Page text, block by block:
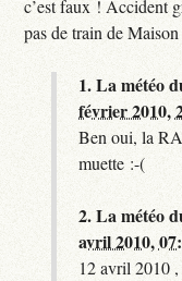
c’est faux ! Accident
pas de train de
1.La météo
février 2010,
Ben oui, la
muette :-(
2.La météo
avril 2010,
12 avril 2010